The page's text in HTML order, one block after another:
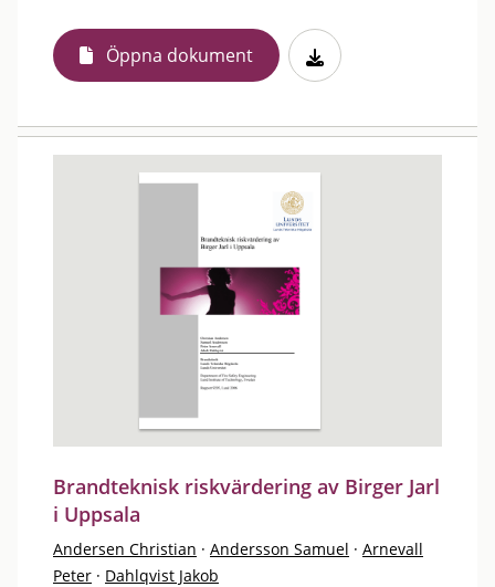
Öppna dokument
Brandteknisk riskvärdering av Birger Jarl
i Uppsala
Andersen Christian · Andersson Samuel · Arnevall
Peter · Dahlqvist Jakob